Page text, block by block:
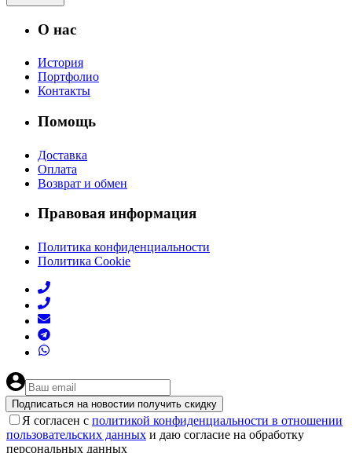
О нас
История
Портфолио
Контакты
Помощь
Доставка
Оплата
Возврат и обмен
Правовая информация
Политика конфиденциальности
Политика Cookie
Подписаться на новостии получить скидку
Я согласен с политикой конфиденциальности в отношении
пользовательских данных и даю согласие на обработку
персональных данных